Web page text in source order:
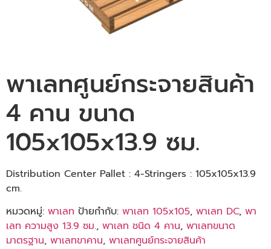
พาเลทศูนย์กระจายสินค้า
4 คาน ขนาด
105x105x13.9 ซม.
Distribution Center Pallet : 4-Stringers : 105x105x13.9
cm.
หมวดหมู่: พาเลท ป้ายกำกับ: พาเลท 105x105, พาเลท DC, พา
เลท ความสูง 13.9 ซม., พาเลท ชนิด 4 คาน, พาเลทขนาด
มาตรฐาน, พาเลทขาคาน, พาเลทศูนย์กระจายสินค้า